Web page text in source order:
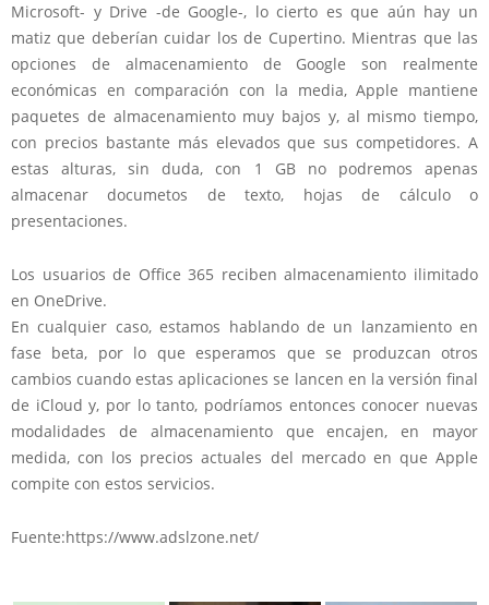
Microsoft- y Drive -de Google-, lo cierto es que aún hay un
matiz que deberían cuidar los de Cupertino. Mientras que las
opciones de almacenamiento de Google son realmente
económicas en comparación con la media, Apple mantiene
paquetes de almacenamiento muy bajos y, al mismo tiempo,
con precios bastante más elevados que sus competidores. A
estas alturas, sin duda, con 1 GB no podremos apenas
almacenar documetos de texto, hojas de cálculo o
presentaciones.
Los usuarios de Office 365 reciben almacenamiento ilimitado
en OneDrive.
En cualquier caso, estamos hablando de un lanzamiento en
fase beta, por lo que esperamos que se produzcan otros
cambios cuando estas aplicaciones se lancen en la versión final
de iCloud y, por lo tanto, podríamos entonces conocer nuevas
modalidades de almacenamiento que encajen, en mayor
medida, con los precios actuales del mercado en que Apple
compite con estos servicios.
Fuente:https://www.adslzone.net/